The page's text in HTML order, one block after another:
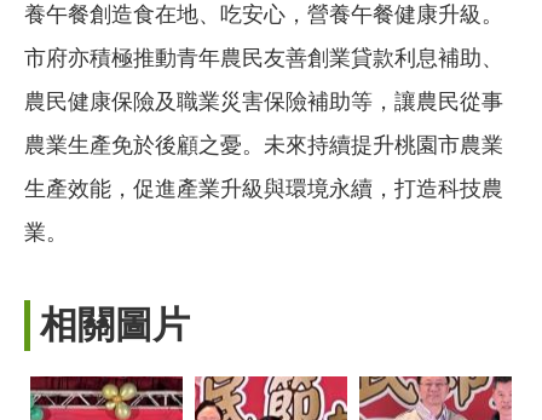
養午餐創造食在地、吃安心，營養午餐健康升級。
市府亦積極推動青年農民友善創業貸款利息補助、
農民健康保險及職業災害保險補助等，讓農民從事
農業生產免於後顧之憂。未來持續提升桃園市農業
生產效能，促進產業升級與環境永續，打造科技農
業。
相關圖片